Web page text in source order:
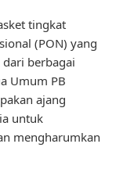
tingkat
(PON) yang
berbagai
Umum PB
ajang
untuk
mengharumkan